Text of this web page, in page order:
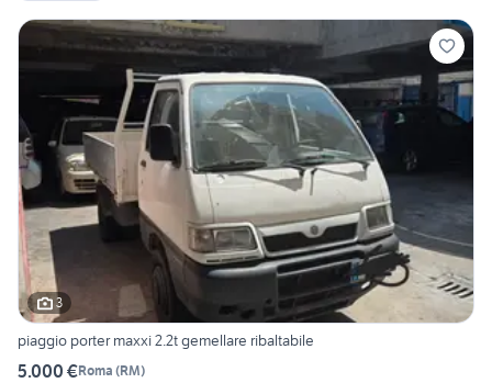
3
piaggio porter maxxi 2.2t gemellare ribaltabile
5.000 €Roma (RM)